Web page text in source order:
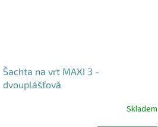
Šachta na vrt MAXI 3 -
dvouplášťová
Skladem